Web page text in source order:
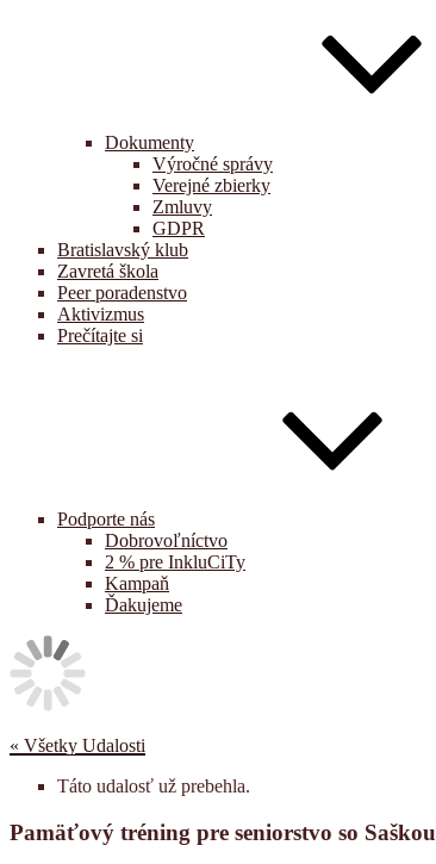
Dokumenty
Výročné správy
Verejné zbierky
Zmluvy
GDPR
Bratislavský klub
Zavretá škola
Peer poradenstvo
Aktivizmus
Prečítajte si
Podporte nás
Dobrovoľníctvo
2 % pre InkluCiTy
Kampaň
Ďakujeme
« Všetky Udalosti
Táto udalosť už prebehla.
Pamäťový tréning pre seniorstvo so Saškou